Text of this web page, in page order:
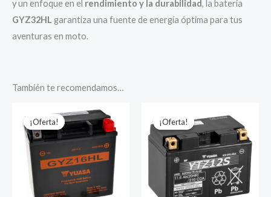
y un enfoque en el rendimiento y la durabilidad, la batería
GYZ32HL garantiza una fuente de energía óptima para tus
aventuras en moto.
También te recomendamos…
¡Oferta!
¡Oferta! ¡Oferta!
¡Oferta!